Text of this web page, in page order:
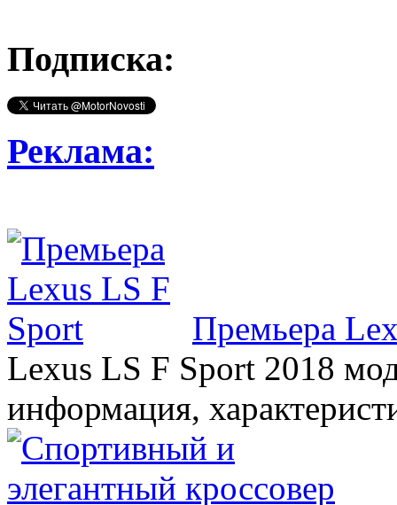
Подписка:
Реклама:
Премьера
Lexus LS F Sport 2018
информация,